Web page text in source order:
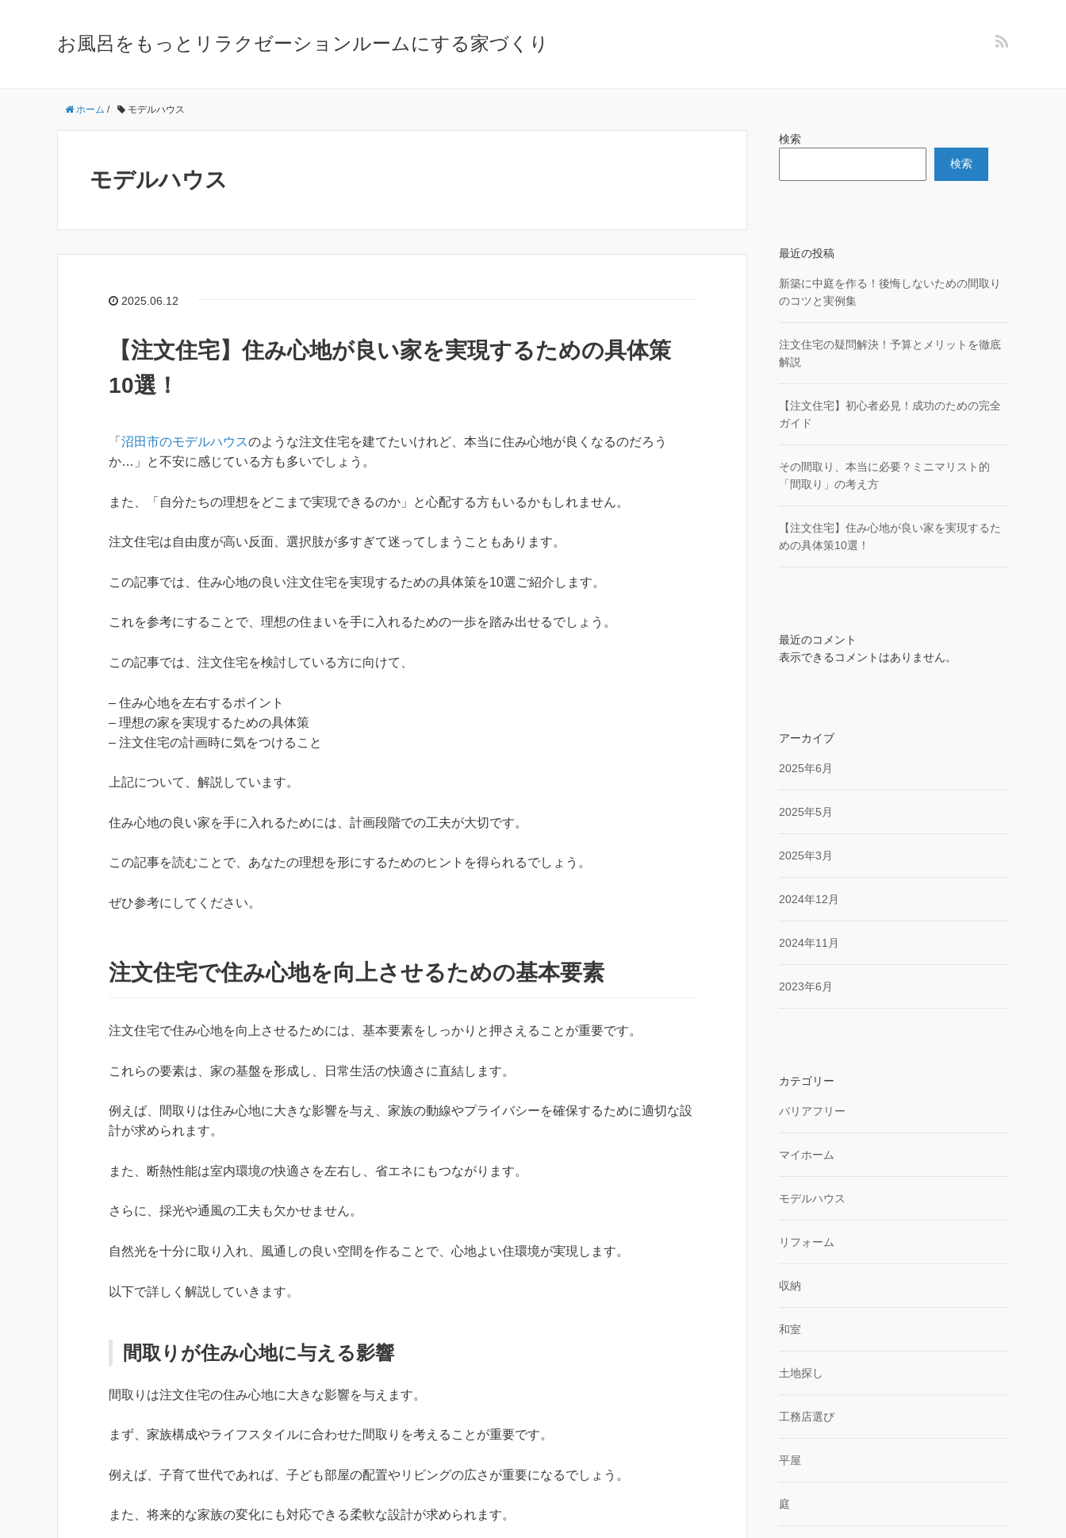
お風呂をもっとリラクゼーションルームにする家づくり
ホーム / モデルハウス
モデルハウス
2025.06.12
【注文住宅】住み心地が良い家を実現するための具体策
10選！
「 沼田市のモデルハウスのような注文住宅を建てたいけれど、本当に住み心地が良くなるのだろう
か…」と不安に感じている方も多いでしょう。
また、「自分たちの理想をどこまで実現できるのか」と心配する方もいるかもしれません。
注文住宅は自由度が高い反面、選択肢が多すぎて迷ってしまうこともあります。
この記事では、住み心地の良い注文住宅を実現するための具体策を10選ご紹介します。
これを参考にすることで、理想の住まいを手に入れるための一歩を踏み出せるでしょう。
この記事では、注文住宅を検討している方に向けて、
– 住み心地を左右するポイント
– 理想の家を実現するための具体策
– 注文住宅の計画時に気をつけること
上記について、解説しています。
住み心地の良い家を手に入れるためには、計画段階での工夫が大切です。
この記事を読むことで、あなたの理想を形にするためのヒントを得られるでしょう。
ぜひ参考にしてください。
注文住宅で住み心地を向上させるための基本要素
注文住宅で住み心地を向上させるためには、基本要素をしっかりと押さえることが重要です。
これらの要素は、家の基盤を形成し、日常生活の快適さに直結します。
例えば、間取りは住み心地に大きな影響を与え、家族の動線やプライバシーを確保するために適切な設
計が求められます。
また、断熱性能は室内環境の快適さを左右し、省エネにもつながります。
さらに、採光や通風の工夫も欠かせません。
自然光を十分に取り入れ、風通しの良い空間を作ることで、心地よい住環境が実現します。
以下で詳しく解説していきます。
間取りが住み心地に与える影響
間取りは注文住宅の住み心地に大きな影響を与えます。
まず、家族構成やライフスタイルに合わせた間取りを考えることが重要です。
例えば、子育て世代であれば、子ども部屋の配置やリビングの広さが重要になるでしょう。
また、将来的な家族の変化にも対応できる柔軟な設計が求められます。
検索
検索
最近の投稿
新築に中庭を作る！後悔しないための間取り
のコツと実例集
注文住宅の疑問解決！予算とメリットを徹底
解説
【注文住宅】初心者必見！成功のための完全
ガイド
その間取り、本当に必要？ミニマリスト的
「間取り」の考え方
【注文住宅】住み心地が良い家を実現するた
めの具体策10選！
最近のコメント
表示できるコメントはありません。
アーカイブ
2025年6月
2025年5月
2025年3月
2024年12月
2024年11月
2023年6月
カテゴリー
バリアフリー
マイホーム
モデルハウス
リフォーム
収納
和室
土地探し
工務店選び
平屋
庭